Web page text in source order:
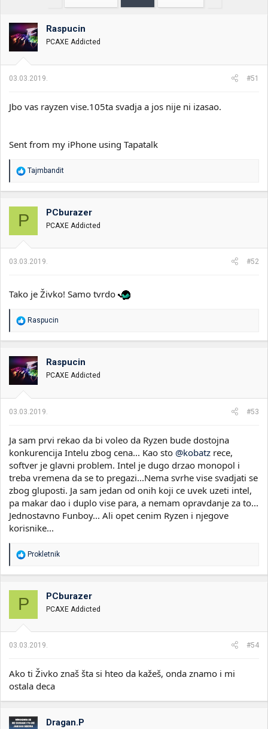
Raspucin
PCAXE Addicted
03.03.2019. #51
Jbo vas rayzen vise.105ta svadja a jos nije ni izasao.
Sent from my iPhone using Tapatalk
R
o
v
n
:
Tajmbandit
P PCburazer
PCAXE Addicted
03.03.2019. #52
Tako je Živko! Samo tvrdo
R
a
o
v
a
n
:
Raspucin
Raspucin
PCAXE Addicted
03.03.2019. #53
Ja sam prvi rekao da bi voleo da Ryzen bude dostojna
konkurencija Intelu zbog cena... Kao sto @kobatz rece,
softver je glavni problem. Intel je dugo drzao monopol i
treba vremena da se to pregazi...Nema svrhe vise svadjati se
zbog gluposti. Ja sam jedan od onih koji ce uvek uzeti intel,
pa makar dao i duplo vise para, a nemam opravdanje za to...
Jednostavno Funboy... Ali opet cenim Ryzen i njegove
korisnike...
R
o
v
n
:
Prokletnik
P PCburazer
PCAXE Addicted
03.03.2019. #54
Ako ti Živko znaš šta si hteo da kažeš, onda znamo i mi
ostala deca
Dragan.P